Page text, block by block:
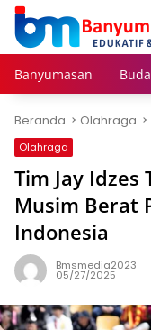
Langsung
konten
Banyumasan
Beranda Olahraga
Olahraga
Tim Jay Idzes
Musim Berat
Indonesia
Bmsmedia2023
05/27/2025